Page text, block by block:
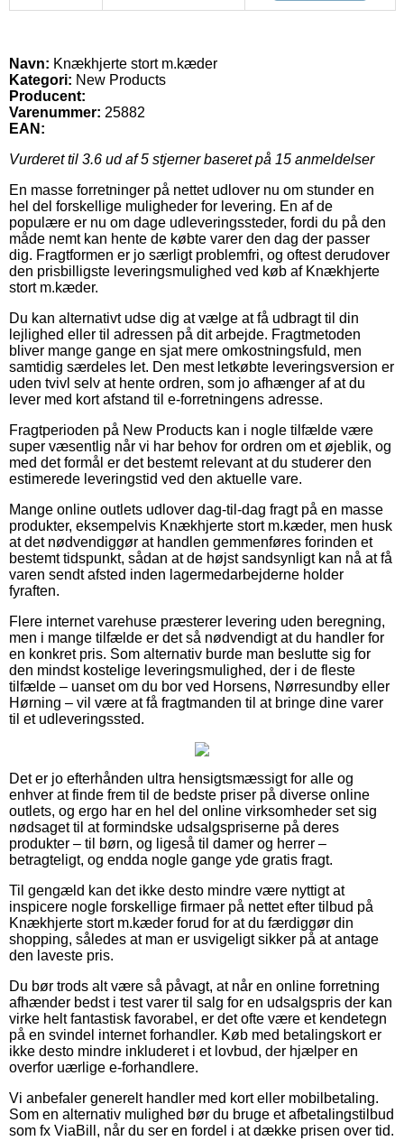
Navn: Knækhjerte stort m.kæder
Kategori: New Products
Producent:
Varenummer: 25882
EAN:
Vurderet til 3.6 ud af 5 stjerner baseret på 15 anmeldelser
En masse forretninger på nettet udlover nu om stunder en
hel del forskellige muligheder for levering. En af de
populære er nu om dage udleveringssteder, fordi du på den
måde nemt kan hente de købte varer den dag der passer
dig. Fragtformen er jo særligt problemfri, og oftest derudover
den prisbilligste leveringsmulighed ved køb af Knækhjerte
stort m.kæder.
Du kan alternativt udse dig at vælge at få udbragt til din
lejlighed eller til adressen på dit arbejde. Fragtmetoden
bliver mange gange en sjat mere omkostningsfuld, men
samtidig særdeles let. Den mest letkøbte leveringsversion er
uden tvivl selv at hente ordren, som jo afhænger af at du
lever med kort afstand til e-forretningens adresse.
Fragtperioden på New Products kan i nogle tilfælde være
super væsentlig når vi har behov for ordren om et øjeblik, og
med det formål er det bestemt relevant at du studerer den
estimerede leveringstid ved den aktuelle vare.
Mange online outlets udlover dag-til-dag fragt på en masse
produkter, eksempelvis Knækhjerte stort m.kæder, men husk
at det nødvendiggør at handlen gemmenføres forinden et
bestemt tidspunkt, sådan at de højst sandsynligt kan nå at få
varen sendt afsted inden lagermedarbejderne holder
fyraften.
Flere internet varehuse præsterer levering uden beregning,
men i mange tilfælde er det så nødvendigt at du handler for
en konkret pris. Som alternativ burde man beslutte sig for
den mindst kostelige leveringsmulighed, der i de fleste
tilfælde – uanset om du bor ved Horsens, Nørresundby eller
Hørning – vil være at få fragtmanden til at bringe dine varer
til et udleveringssted.
Det er jo efterhånden ultra hensigtsmæssigt for alle og
enhver at finde frem til de bedste priser på diverse online
outlets, og ergo har en hel del online virksomheder set sig
nødsaget til at formindske udsalgspriserne på deres
produkter – til børn, og ligeså til damer og herrer –
betragteligt, og endda nogle gange yde gratis fragt.
Til gengæld kan det ikke desto mindre være nyttigt at
inspicere nogle forskellige firmaer på nettet efter tilbud på
Knækhjerte stort m.kæder forud for at du færdiggør din
shopping, således at man er usvigeligt sikker på at antage
den laveste pris.
Du bør trods alt være så påvagt, at når en online forretning
afhænder bedst i test varer til salg for en udsalgspris der kan
virke helt fantastisk favorabel, er det ofte være et kendetegn
på en svindel internet forhandler. Køb med betalingskort er
ikke desto mindre inkluderet i et lovbud, der hjælper en
overfor uærlige e-forhandlere.
Vi anbefaler generelt handler med kort eller mobilbetaling.
Som en alternativ mulighed bør du bruge et afbetalingstilbud
som fx ViaBill, når du ser en fordel i at dække prisen over tid.